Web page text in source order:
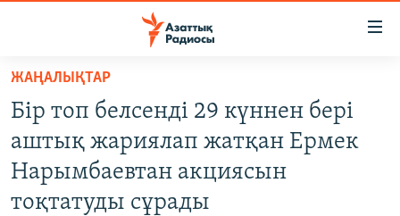
Skip
main
content
Skip
to
main
ЖАҢАЛЫҚТАР
САЯСАТ
AZATTYQTV
ЖАҢАЛЫҚТАР
Бір топ белсенді 29 күннен бері
аштық жариялап жатқан Ермек
Нарымбаевтан акциясын
тоқтатуды сұрады